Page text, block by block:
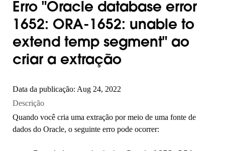
Erro "Oracle database error
1652: ORA-1652: unable to
extend temp segment" ao
criar a extração
Data da publicação: Aug 24, 2022
Descrição
Quando você cria uma extração por meio de uma fonte de
dados do Oracle, o seguinte erro pode ocorrer: